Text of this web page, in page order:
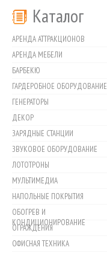
Каталог
АРЕНДА АТТРАКЦИОНОВ
АРЕНДА МЕБЕЛИ
БАРБЕКЮ
ГАРДЕРОБНОЕ ОБОРУДОВАНИЕ
ГЕНЕРАТОРЫ
ДЕКОР
ЗАРЯДНЫЕ СТАНЦИИ
ЗВУКОВОЕ ОБОРУДОВАНИЕ
ЛОТОТРОНЫ
МУЛЬТИМЕДИА
НАПОЛЬНЫЕ ПОКРЫТИЯ
ОБОГРЕВ И
КОНДИЦИОНИРОВАНИЕ
ОГРАЖДЕНИЯ
ОФИСНАЯ ТЕХНИКА